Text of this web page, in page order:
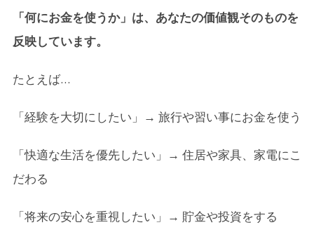
6-4. ４）心身が健康であること
7-2. ２）必要性チェック（浪費を防ぐために）
7-3. ３）満足度チェック（使ったお金が幸福につなが
7-5. ５）未来視点チェック（長期的な影響を考える）
「何にお金を使うか」は、あなたの価値観そのものを
反映しています。
たとえば…
「経験を大切にしたい」→ 旅行や習い事にお金を使う
「快適な生活を優先したい」→ 住居や家具、家電にこ
だわる
「将来の安心を重視したい」→ 貯金や投資をする